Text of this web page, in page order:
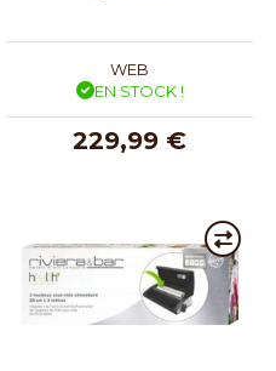
WEB
EN STOCK !
229,99 €